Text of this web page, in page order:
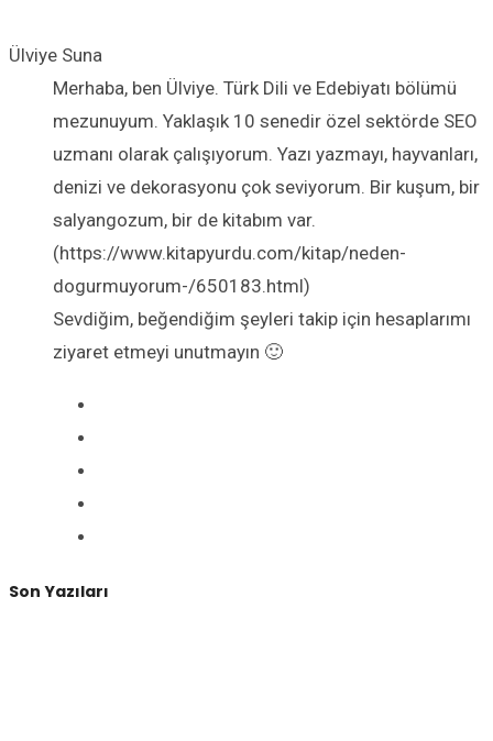
Ülviye Suna
Merhaba, ben Ülviye. Türk Dili ve Edebiyatı bölümü
mezunuyum. Yaklaşık 10 senedir özel sektörde SEO
uzmanı olarak çalışıyorum. Yazı yazmayı, hayvanları,
denizi ve dekorasyonu çok seviyorum. Bir kuşum, bir
salyangozum, bir de kitabım var.
(https://www.kitapyurdu.com/kitap/neden-
dogurmuyorum-/650183.html)
Sevdiğim, beğendiğim şeyleri takip için hesaplarımı
ziyaret etmeyi unutmayın 🙂
Son Yazıları